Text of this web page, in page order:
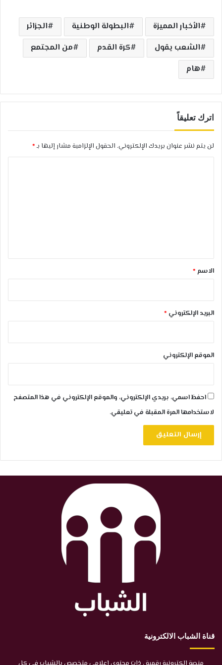
الأخبار المميزة البطولة الوطنية
الجزائر
الشعب يقول
كرة القدم
من المجتمع
هام
اترك تعليقاً
لن يتم نشر عنوان بريدك الإلكتروني. الحقول الإلزامية مشار إليها بـ*
*
الاسم *
البريد الإلكتروني *
الموقع الإلكتروني
احفظ اسمي، بريدي الإلكتروني، والموقع الإلكتروني في هذا المتصفح
لاستخدامها المرة المقبلة في تعليقي.
قناة الشباب الالكترونية